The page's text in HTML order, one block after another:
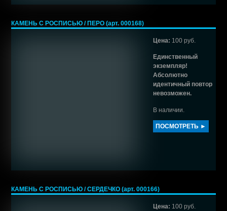
КАМЕНЬ С РОСПИСЬЮ / ПЕРО (арт. 000168)
Цена: 100 руб.
Единственный
экземпляр!
Абсолютно
идентичный повтор
невозможен.
В наличии.
ПОСМОТРЕТЬ ►
КАМЕНЬ С РОСПИСЬЮ / СЕРДЕЧКО (арт. 000166)
Цена: 100 руб.